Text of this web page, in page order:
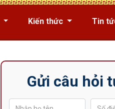
Kiến thức Tin
Gửi câu hỏi